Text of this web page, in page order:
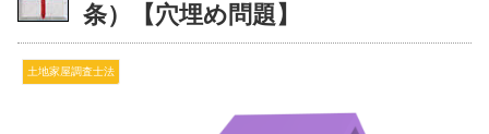
条）【穴埋め問題】
土地家屋調査士法